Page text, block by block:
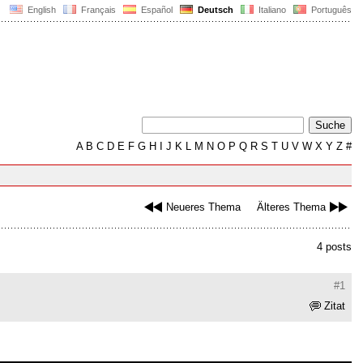
English Français Español Deutsch Italiano Português
AB C D E F G H J K L M N O P Q R S T U V W X Y Z #
Neueres Thema Älteres Thema
4 posts
#1
Zitat